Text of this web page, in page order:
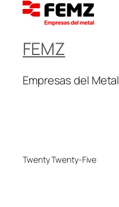
FEMZ
Empresas del Metal
Twenty Twenty-Five